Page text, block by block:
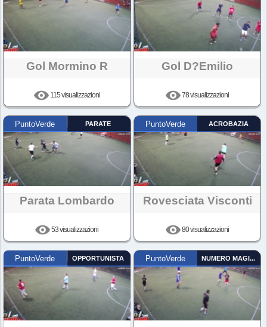
Gol Mormino R
115 visualizzazioni
Gol D?emilio
78 visualizzazioni
PuntoVerde PARATE
Parata Lombardo
53 visualizzazioni
PuntoVerde ACROBAZIA
Rovesciata Visconti
80 visualizzazioni
PuntoVerde OPPORTUNISTA PuntoVerde NUMERO MAGICO